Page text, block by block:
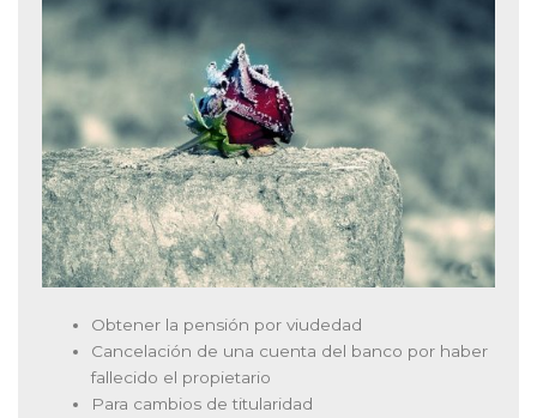
Obtener la pensión por viudedad
Cancelación de una cuenta del banco por haber
fallecido el propietario
Para cambios de titularidad